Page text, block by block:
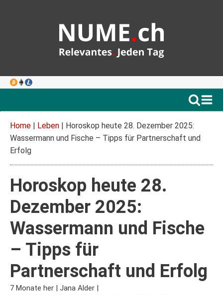
Home | Leben | Horoskop heute 28. Dezember 2025:
Wassermann und Fische – Tipps für Partnerschaft und
Erfolg
Horoskop heute 28.
Dezember 2025:
Wassermann und Fische
– Tipps für
Partnerschaft und Erfolg
7 Monate her | Jana Alder |